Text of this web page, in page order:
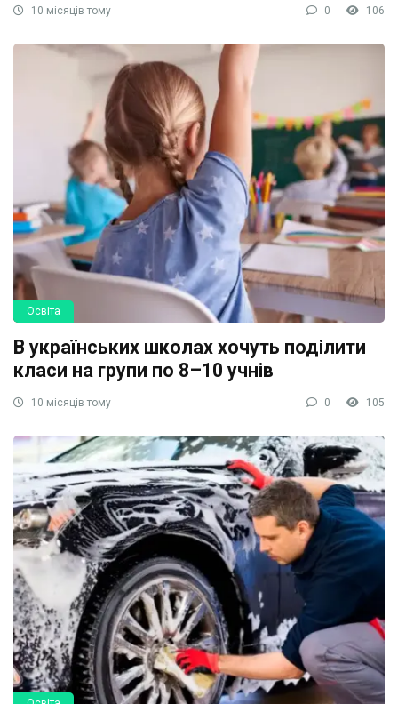
10 місяців тому 0 106
Освіта
В українських школах хочуть поділити
класи на групи по 8–10 учнів
10 місяців тому 0 105